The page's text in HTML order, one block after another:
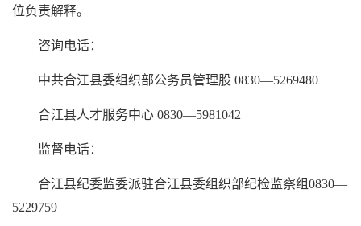
位负责解释。
咨询电话：
中共合江县委组织部公务员管理股 0830—5269480
合江县人才服务中心 0830—5981042
监督电话：
合江县纪委监委派驻合江县委组织部纪检监察组0830—
5229759